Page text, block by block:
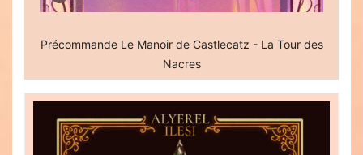
Précommande Le Manoir de Castlecatz - La Tour des
Nacres